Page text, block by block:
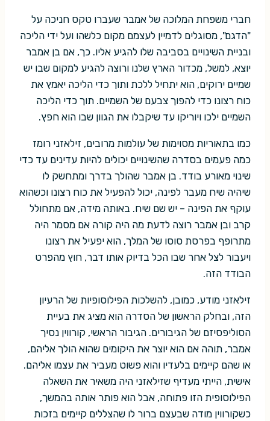
חברי משפחת המלוכה של אמבר שעברו טקס חניכה על
"הדגם", מסוגלים לדמיין לעצמם מקום כלשהו ועל ידי הליכה
ובניית השינויים בסביבה שלו להגיע אליו. כך, אם בן אמבר
יוצא, למשל, מכדור הארץ שלנו ורוצה להגיע למקום שבו יש
שמיים ירוקים, הוא יתחיל ללכת ותוך כדי הליכה יאמץ את
כוח רצונו כדי להפוך צבעם של השמיים. תוך כדי הליכה
השמיים ילכו ויוריקו עד שיקבלו את הגוון שבו הוא חפץ.
כמו בתאוריות מסוימות של עולמות מרובים, זילאזני רומז
כמה פעמים בסדרה שהשינויים יכולים להיות עדינים עד כדי
שינוי מאורע בודד. בן אמבר שהולך בדרך ומתחשק לו
שיהיה שיח מעבר לפינה, יכול להפעיל את כוח רצונו וכשהוא
עוקף את הפינה – יש שם שיח. באותה מידה, אם מתחולל
קרב ובן אמבר רוצה לדעת מה היה קורה אם מסמר היה
מתרופף בפרסת סוסו של המלך, הוא יפעיל את רצונו
ויעבור לצל אחר שבו הכל בדיוק אותו דבר, חוץ מהפרט
הבודד הזה.
זילאזני מודע, כמובן, להשלכות הפילוסופיות של הרעיון
הזה, ובחלק הראשון של הסדרה הוא מציג את בעיית
הסוליפסיזם של הגיבורים. הגיבור הראשי, קורווין נסיך
אמבר, תוהה אם הוא יוצר את היקומים שהוא הולך אליהם,
או שהם קיימים בלעדיו והוא פשוט מעביר את עצמו אליהם.
אישית, הייתי מעדיף שזילאזני היה משאיר את השאלה
הפילוסופית הזו פתוחה, אבל הוא פותר אותה בהמשך,
כשקורווין מודה שבעצם ברור לו שהצללים קיימים בזכות